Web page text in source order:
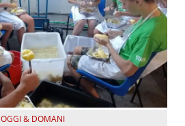
OGGI & DOMANI